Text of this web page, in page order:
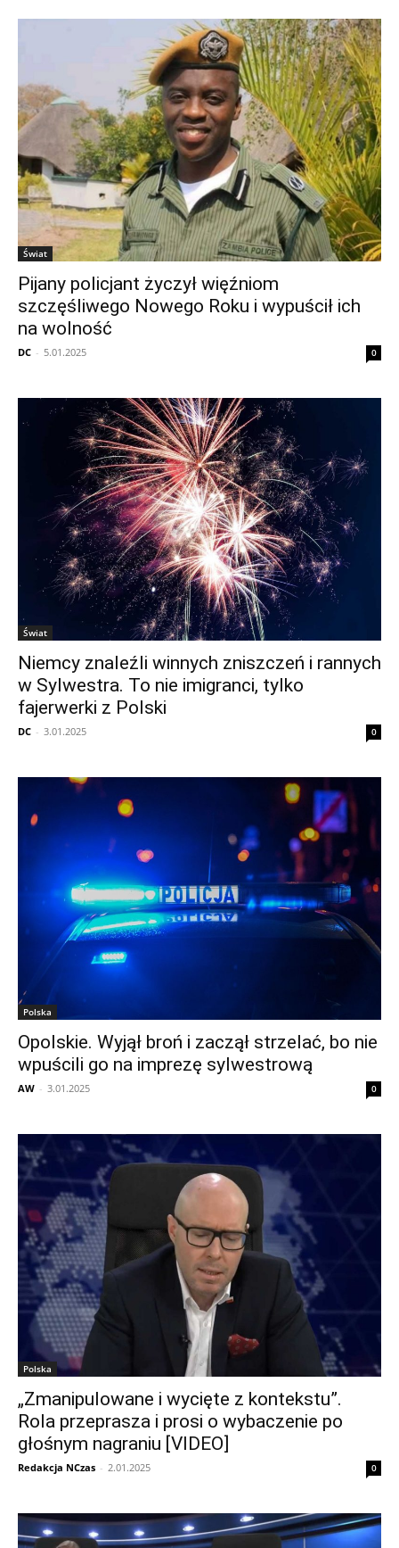
Świat
Pijany policjant życzył więźniom
szczęśliwego Nowego Roku i wypuścił ich
na wolność
DC - 5.01.2025 0
Świat
Niemcy znaleźli winnych zniszczeń i rannych
w Sylwestra. To nie imigranci, tylko
fajerwerki z Polski
DC - 3.01.2025 0
Polska
Opolskie. Wyjął broń i zaczął strzelać, bo nie
wpuścili go na imprezę sylwestrową
AW - 3.01.2025 0
Polska
„Zmanipulowane i wycięte z kontekstu”.
Rola przeprasza i prosi o wybaczenie po
głośnym nagraniu [VIDEO]
Redakcja NCzas - 2.01.2025 0